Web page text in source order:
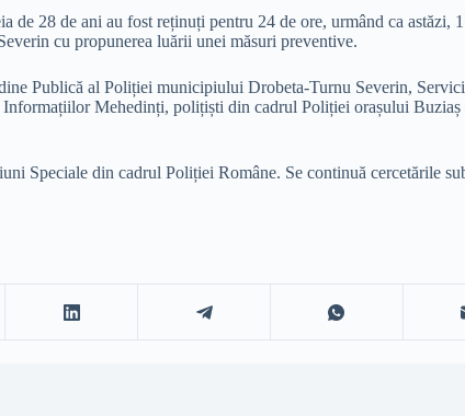
de 28 de ani au fost reținuți pentru 24 de ore, urmând ca astăzi,
cu propunerea luării unei măsuri preventive.
Publică al Poliției municipiului Drobeta-Turnu Severin,
Mehedinți, polițiști din cadrul Poliției orașului Buziaș
Speciale din cadrul Poliției Române. Se continuă cercetările